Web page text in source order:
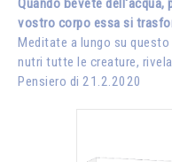
Quando bevete dell'acqua,
vostro corpo essa si
Meditate a lungo su
nutri tutte le creature,
Pensiero di 21.2.2020